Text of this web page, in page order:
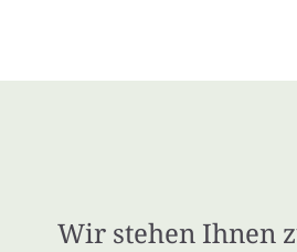
Wir stehen Ihnen